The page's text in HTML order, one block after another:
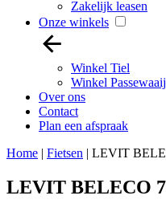
Zakelijk leasen
Onze winkels
Winkel Tiel
Winkel Passewaaij
Over ons
Contact
Plan een afspraak
Home | Fietsen | LEVIT
LEVIT BELECO 7